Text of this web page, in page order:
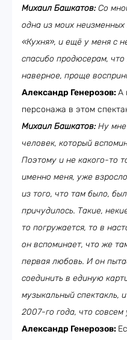
Михаил Башкатов:Со
одна из моих
«Кухня», и ещё у меня с
спасибо продюсерам,
наверное, проще
Александр Генерозов:А
персонажа в этом
Михаил Башкатов:Ну мне
человек, который
Поэтому и не какого-то
именно меня, уже
из того, что там было,
причудилось. Такие,
то погружается, то в
он вспоминает, что же
первая любовь. И он
соединить в единую
музыкальный спектакль,
2007-го года, что совсем
Александр Генерозов: